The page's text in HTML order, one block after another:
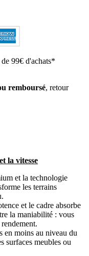
99€ d'achats*
remboursé, retour
la vitesse
et la technologie
les terrains
et le cadre absorbe
la maniabilité : vous
en moins au niveau du
surfaces meubles ou